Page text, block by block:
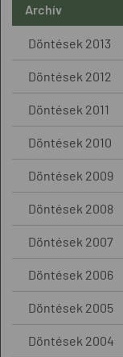
Archív
Döntések 2013
Döntések 2012
Döntések 2011
Döntések 2010
Döntések 2009
Döntések 2008
Döntések 2007
Döntések 2006
Döntések 2005
Döntések 2004